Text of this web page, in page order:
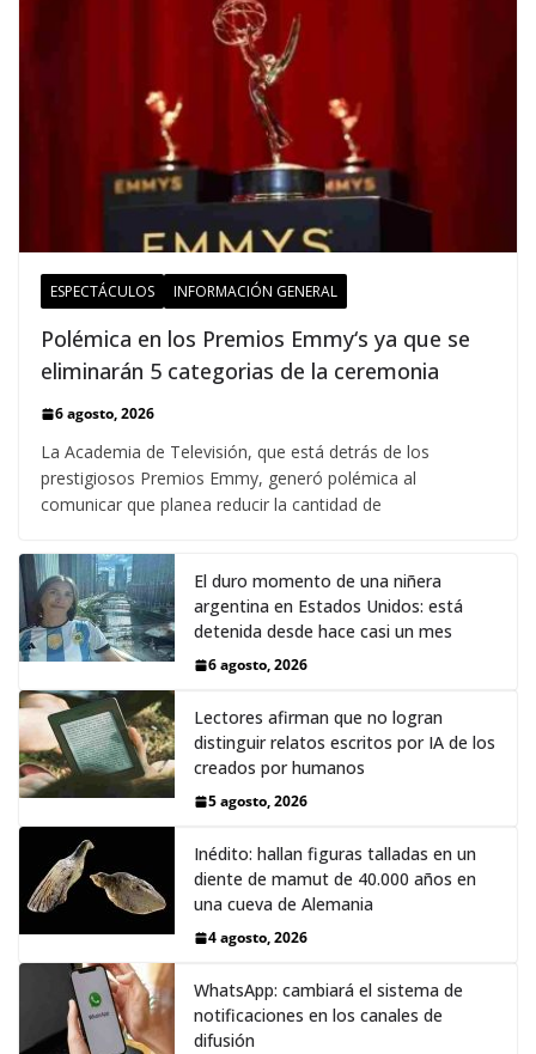
ESPECTÁCULOS INFORMACIÓN GENERAL
Polémica en los Premios Emmy‘s ya que se
eliminarán 5 categorias de la ceremonia
6 agosto, 2026
La Academia de Televisión, que está detrás de los
prestigiosos Premios Emmy, generó polémica al
comunicar que planea reducir la cantidad de
El duro momento de una niñera
argentina en Estados Unidos: está
detenida desde hace casi un mes
6 agosto, 2026
Lectores afirman que no logran
distinguir relatos escritos por IA de los
creados por humanos
5 agosto, 2026
Inédito: hallan figuras talladas en un
diente de mamut de 40.000 años en
una cueva de Alemania
4 agosto, 2026
WhatsApp: cambiará el sistema de
notificaciones en los canales de
difusión